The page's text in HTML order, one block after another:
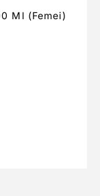
Ml (Femei)